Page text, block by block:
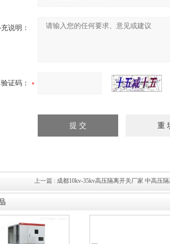
说明：
验证码：
上一篇 : 成都10kv-35kv高压隔离开关厂家 中高压